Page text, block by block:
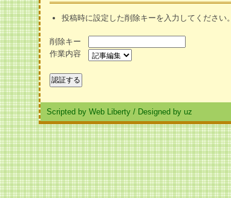
投稿時に設定した削除キーを入力してください。
削除キー
作業内容
Scripted by Web Liberty / Designed by uz